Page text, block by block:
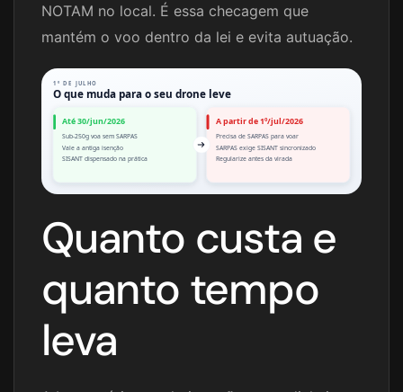
NOTAM no local. É essa checagem que
mantém o voo dentro da lei e evita autuação.
1º DE JULHO
O que muda para o seu drone leve
Até 30/jun/2026
Sub-250g voa sem SARPAS
Vale a antiga isenção
SISANT dispensado na prática
A partir de 1º/jul/2026
Precisa de SARPAS para voar
SARPAS exige SISANT sincronizado
Regularize antes da virada
Quanto custa e
quanto tempo
leva